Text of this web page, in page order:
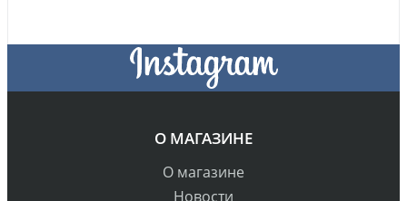
О МАГАЗИНЕ
О магазине
Новости